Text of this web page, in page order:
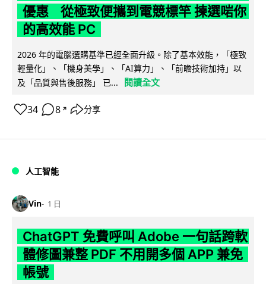
優惠 從極致便攜到電競標竿 揀選啱你
的高效能 PC
2026 年的電腦選購基準已經全面升級。除了基本效能，「極致
輕量化」、「機身美學」、「AI算力」、「前瞻技術加持」以
及「品質與售後服務」 已...
閱讀全文
34 8 ↗ 分享
人工智能
Vin 1 日
ChatGPT 免費呼叫 Adobe 一句話跨軟
體修圖兼整 PDF 不用開多個 APP 兼免
帳號